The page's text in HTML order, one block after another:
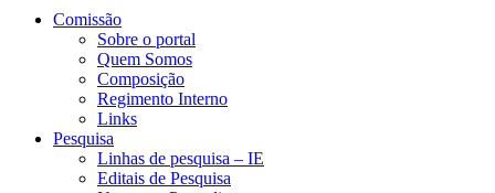
Comissão
Sobre o portal
Quem Somos
Composição
Regimento Interno
Links
Pesquisa
Linhas de pesquisa – IE
Editais de Pesquisa